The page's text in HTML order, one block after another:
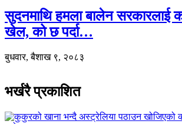
सुदनमाथि हमला बालेन सरकारलाई
खेल, को छ पर्दा…
बुधवार, बैशाख ९, २०८३
भर्खरै प्रकाशित